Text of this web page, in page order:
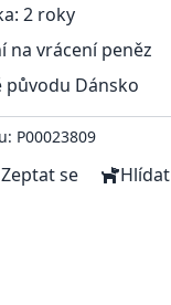
2 roky
na vrácení peněz
původu Dánsko
P00023809
Zeptat se Hlídat